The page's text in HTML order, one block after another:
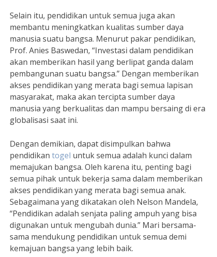
Selain itu, pendidikan untuk semua juga akan
membantu meningkatkan kualitas sumber daya
manusia suatu bangsa. Menurut pakar pendidikan,
Prof. Anies Baswedan, “Investasi dalam pendidikan
akan memberikan hasil yang berlipat ganda dalam
pembangunan suatu bangsa.” Dengan memberikan
akses pendidikan yang merata bagi semua lapisan
masyarakat, maka akan tercipta sumber daya
manusia yang berkualitas dan mampu bersaing di era
globalisasi saat ini.
Dengan demikian, dapat disimpulkan bahwa
pendidikan togel untuk semua adalah kunci dalam
memajukan bangsa. Oleh karena itu, penting bagi
semua pihak untuk bekerja sama dalam memberikan
akses pendidikan yang merata bagi semua anak.
Sebagaimana yang dikatakan oleh Nelson Mandela,
“Pendidikan adalah senjata paling ampuh yang bisa
digunakan untuk mengubah dunia.” Mari bersama-
sama mendukung pendidikan untuk semua demi
kemajuan bangsa yang lebih baik.